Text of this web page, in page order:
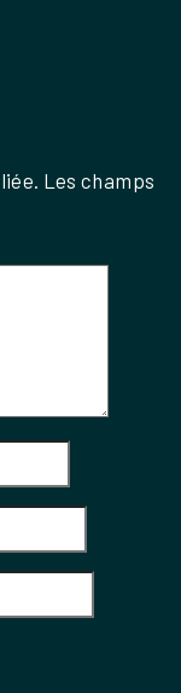
Les champs